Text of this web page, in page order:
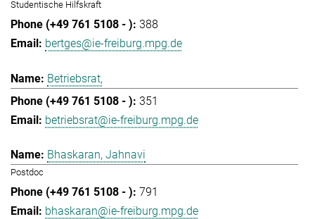
Studentische Hilfskraft
388
bertges@ie-freiburg.mpg.de
Betriebsrat,
351
betriebsrat@ie-freiburg.mpg.de
Bhaskaran, Jahnavi
Postdoc
791
bhaskaran@ie-freiburg.mpg.de